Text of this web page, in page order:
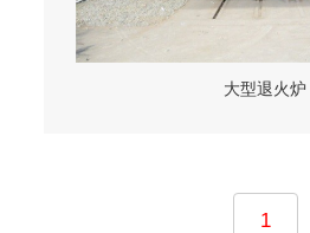
大型退火炉
1